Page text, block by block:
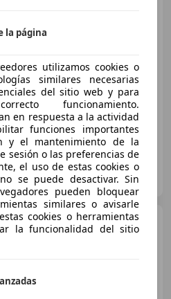
Buen precio
Diésel 130 kW (177 CV)
Audi Q5 50 TFSIe Advanced
quattro-ultra S tronic
€ 27.891
la página
utilizamos cookies o
similares necesarias
del sitio web y para
funcionamiento.
en respuesta a la actividad
funciones importantes
y el mantenimiento de la
sesión o las preferencias de
el uso de estas cookies o
se puede desactivar. Sin
pueden bloquear
similares o avisarle
cookies o herramientas
la funcionalidad del sitio